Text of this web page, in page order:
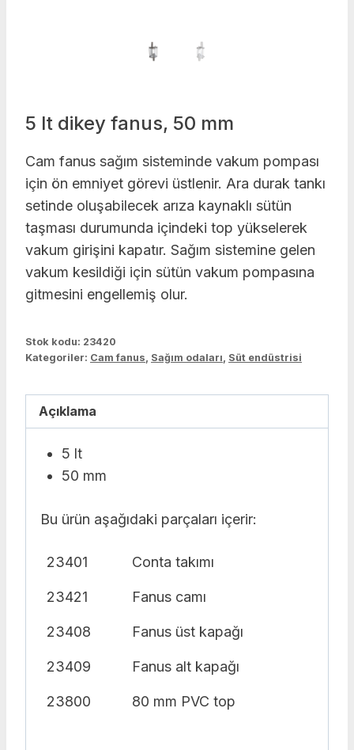
5 lt dikey fanus, 50 mm
Cam fanus sağım sisteminde vakum pompası
için ön emniyet görevi üstlenir. Ara durak tankı
setinde oluşabilecek arıza kaynaklı sütün
taşması durumunda içindeki top yükselerek
vakum girişini kapatır. Sağım sistemine gelen
vakum kesildiği için sütün vakum pompasına
gitmesini engellemiş olur.
Stok kodu: 23420
Kategoriler: Cam fanus, Sağım odaları, Süt endüstrisi
Açıklama
5 lt
50 mm
Bu ürün aşağıdaki parçaları içerir:
23401 Conta takımı
23421 Fanus camı
23408 Fanus üst kapağı
23409 Fanus alt kapağı
23800 80 mm PVC top